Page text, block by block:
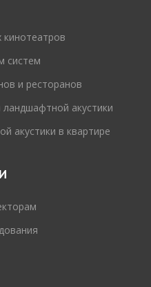
систем
и ресторанов
акустики
акустики в квартире